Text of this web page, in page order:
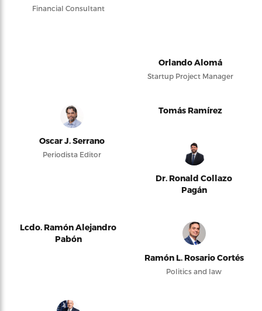
Financial Consultant
Orlando Alomá
Startup Project Manager
Oscar J. Serrano
Periodista Editor
Tomás Ramírez
Dr. Ronald Collazo
Pagán
Lcdo. Ramón Alejandro
Pabón
Ramón L. Rosario Cortés
Politics and law